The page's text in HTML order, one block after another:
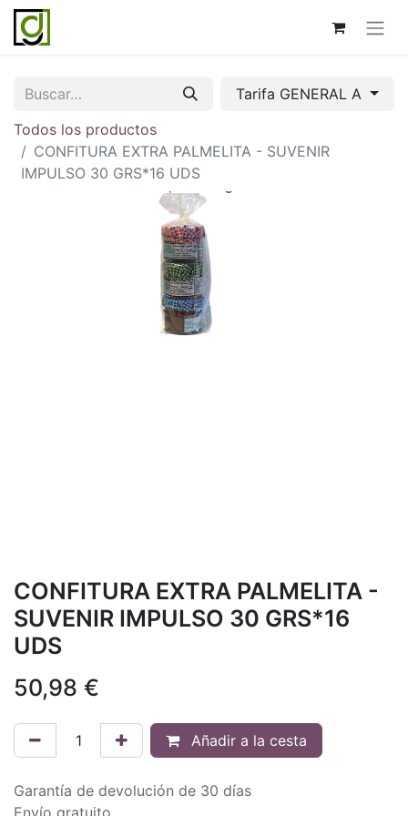
Tarifa GENERAL A
Todos los productos
CONFITURA EXTRA PALMELITA - SUVENIR
IMPULSO 30 GRS*16 UDS
CONFITURA EXTRA PALMELITA -
SUVENIR IMPULSO 30 GRS*16
UDS
50,98 €
Añadir a la cesta
Garantía de devolución de 30 días
Envío gratuito.